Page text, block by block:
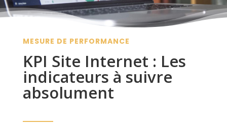
MESURE DE PERFORMANCE
KPI Site Internet : Les
indicateurs à suivre
absolument